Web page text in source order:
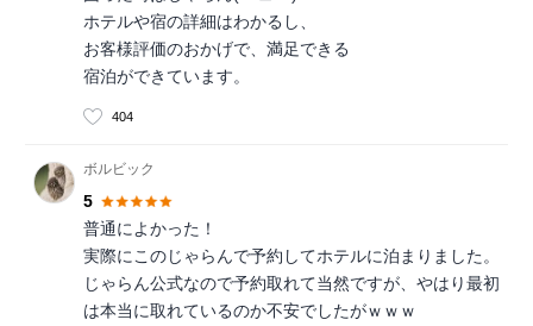
ホテルや宿の詳細はわかるし、
お客様評価のおかげで、満足できる
宿泊ができています。
404
ボルビック
5
普通によかった！
実際にこのじゃらんで予約してホテルに泊まりました。
じゃらん公式なので予約取れて当然ですが、やはり最初
は本当に取れているのか不安でしたがｗｗｗ